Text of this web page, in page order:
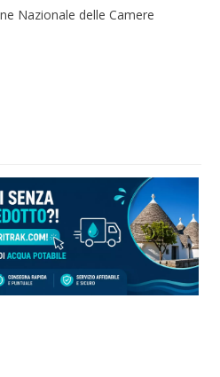
Nazionale delle Camere